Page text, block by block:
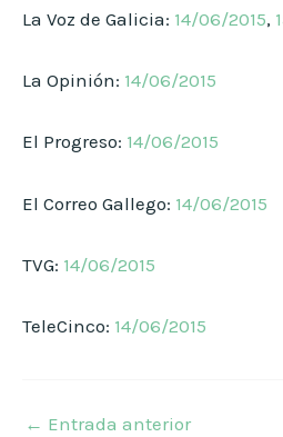
La Voz de Galicia: 14/06/2015,
La Opinión: 14/06/2015
El Progreso: 14/06/2015
El Correo Gallego: 14/06/2015
TVG: 14/06/2015
TeleCinco: 14/06/2015
← Entrada anterior